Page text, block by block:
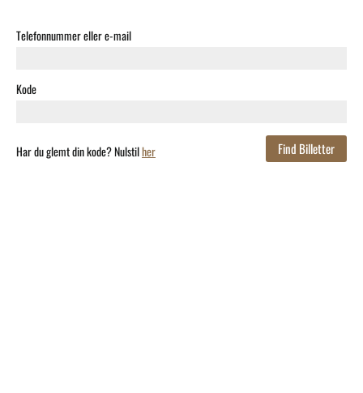
Telefonnummer eller e-mail
Kode
Har du glemt din kode? Nulstilher